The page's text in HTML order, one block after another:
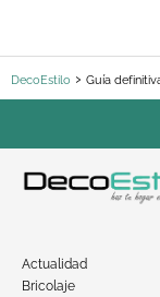
DecoEstilo Guía
Actualidad
Bricolaje